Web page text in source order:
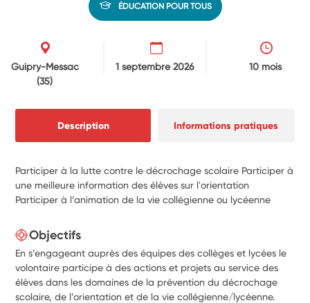
ÉDUCATION POUR TOUS
Guipry-Messac
(35)
1 septembre 2026 10 mois
Description Informations pratiques
Participer à la lutte contre le décrochage scolaire Participer à
une meilleure information des élèves sur l'orientation
Participer à l’animation de la vie collégienne ou lycéenne
Objectifs
En s’engageant auprès des équipes des collèges et lycées le
volontaire participe à des actions et projets au service des
élèves dans les domaines de la prévention du décrochage
scolaire, de l’orientation et de la vie collégienne/lycéenne.